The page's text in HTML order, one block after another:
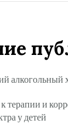
алкогольный
и
у детей